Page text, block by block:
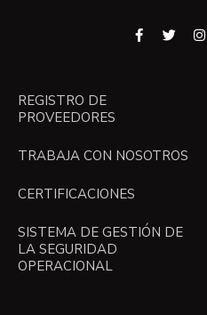
REGISTRO DE
PROVEEDORES
TRABAJA CON NOSOTROS
CERTIFICACIONES
SISTEMA DE GESTIÓN DE
LA SEGURIDAD
OPERACIONAL